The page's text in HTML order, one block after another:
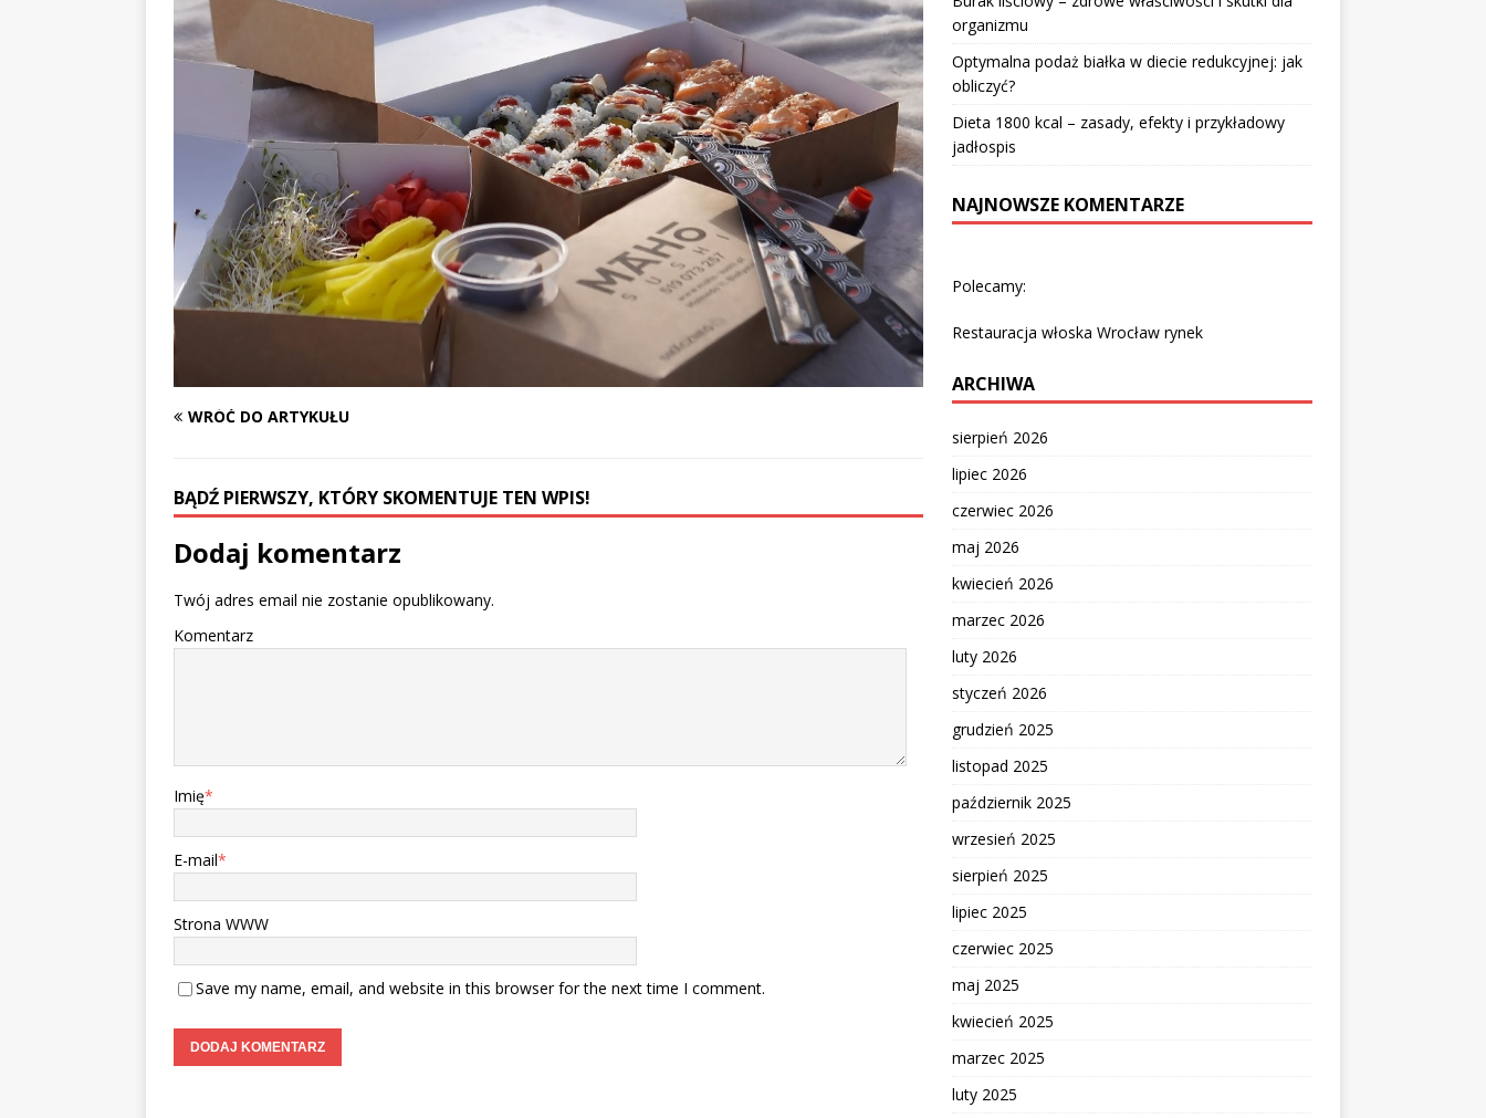
WRÓĆ DO ARTYKUŁU
BĄDŹ PIERWSZY, KTÓRY SKOMENTUJE TEN WPIS!
Dodaj komentarz
Twój adres email nie zostanie opublikowany.
Komentarz
Imię*
E-mail*
Strona WWW
Save my name, email, and website in this browser for the next time I comment.
organizmu
Optymalna podaż białka w diecie redukcyjnej: jak
obliczyć?
Dieta 1800 kcal – zasady, efekty i przykładowy
jadłospis
NAJNOWSZE KOMENTARZE
Polecamy:
Restauracja włoska Wrocław rynek
ARCHIWA
sierpień 2026
lipiec 2026
czerwiec 2026
maj 2026
kwiecień 2026
marzec 2026
luty 2026
styczeń 2026
grudzień 2025
listopad 2025
październik 2025
wrzesień 2025
sierpień 2025
lipiec 2025
czerwiec 2025
maj 2025
kwiecień 2025
marzec 2025
luty 2025